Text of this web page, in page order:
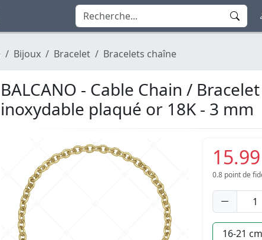
Bijoux Bracelet Bracelets chaîne
BALCANO - Cable Chain /
inoxydable plaqué or 18K - 3 mm
0.8point de